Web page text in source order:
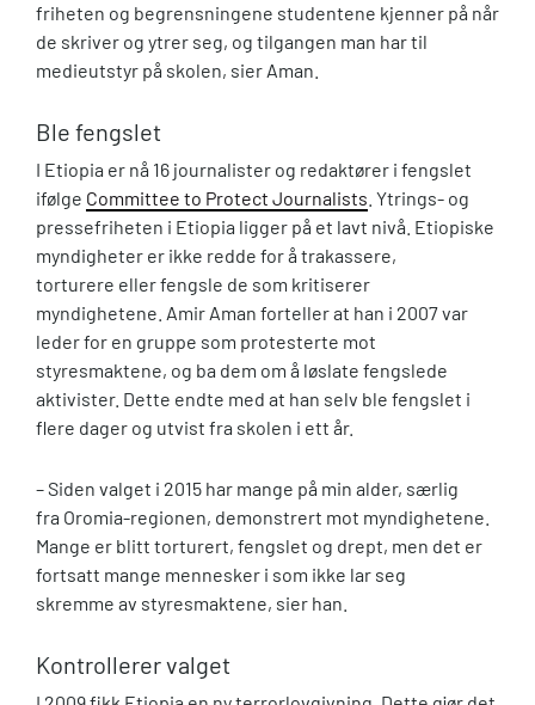
friheten og begrensningene studentene kjenner på når
de skriver og ytrer seg, og tilgangen man har til
medieutstyr på skolen, sier Aman.
Ble fengslet
I Etiopia er nå 16 journalister og redaktører i fengslet
ifølge Committee to Protect Journalists . Ytrings- og
pressefriheten i Etiopia ligger på et lavt nivå. Etiopiske
myndigheter er ikke redde for å trakassere,
torturere eller fengsle de som kritiserer
myndighetene. Amir Aman forteller at han i 2007 var
leder for en gruppe som protesterte mot
styresmaktene, og ba dem om å løslate fengslede
aktivister. Dette endte med at han selv ble fengslet i
flere dager og utvist fra skolen i ett år.
– Siden valget i 2015 har mange på min alder, særlig
fra Oromia-regionen, demonstrert mot myndighetene.
Mange er blitt torturert, fengslet og drept, men det er
fortsatt mange mennesker i som ikke lar seg
skremme av styresmaktene, sier han.
Kontrollerer valget